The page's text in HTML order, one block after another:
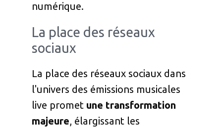
numérique.
La place des réseaux
sociaux
La place des réseaux sociaux dans
l'univers des émissions musicales
live promet une transformation
majeure, élargissant les